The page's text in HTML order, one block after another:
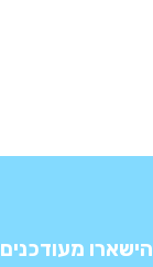
הישארו מעודכנים